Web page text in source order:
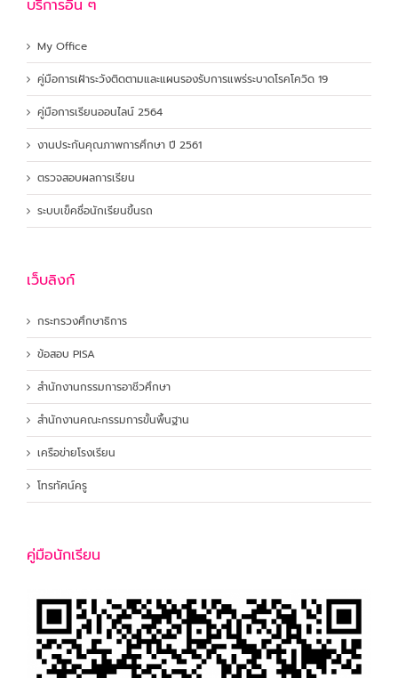
บริการอื่น ๆ
My Office
คู่มือการเฝ้าระวังติดตามและแผนรองรับการแพร่ระบาดโรคโควิด 19
คู่มือการเรียนออนไลน์ 2564
งานประกันคุณภาพการศึกษา ปี 2561
ตรวจสอบผลการเรียน
ระบบเข็คชื่อนักเรียนขึ้นรถ
เว็บลิงก์
กระทรวงศึกษาธิการ
ข้อสอบ PISA
สำนักงานกรรมการอาชีวศึกษา
สำนักงานคณะกรรมการขั้นพื้นฐาน
เครือข่ายโรงเรียน
โทรทัศน์ครู
คู่มือนักเรียน